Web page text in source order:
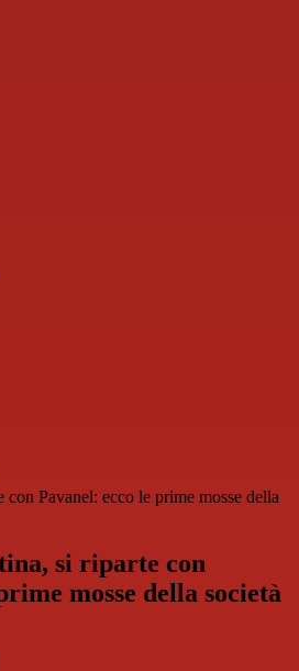
con Pavanel: ecco le prime mosse della
si riparte con
mosse della società